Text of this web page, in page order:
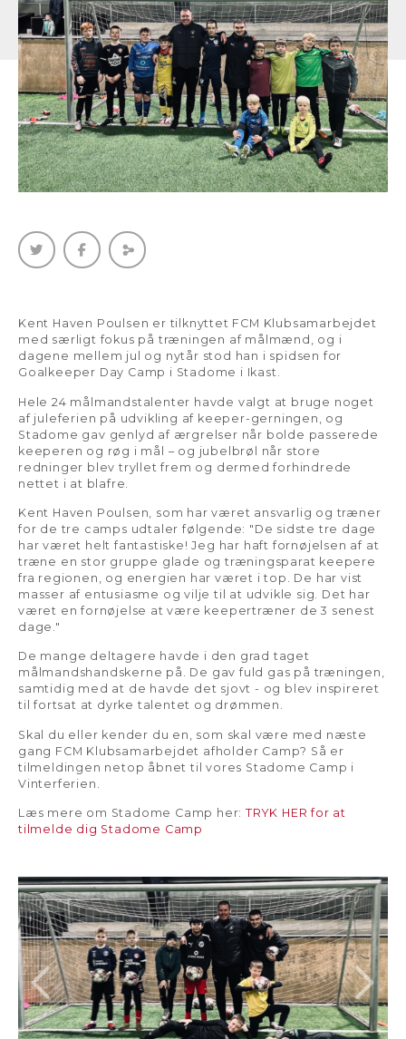
Kent Haven Poulsen er tilknyttet FCM Klubsamarbejdet
med særligt fokus på træningen af målmænd, og i
dagene mellem jul og nytår stod han i spidsen for
Goalkeeper Day Camp i Stadome i Ikast.
Hele 24 målmandstalenter havde valgt at bruge noget
af juleferien på udvikling af keeper-gerningen, og
Stadome gav genlyd af ærgrelser når bolde passerede
keeperen og røg i mål – og jubelbrøl når store
redninger blev tryllet frem og dermed forhindrede
nettet i at blafre.
Kent Haven Poulsen, som har været ansvarlig og træner
for de tre camps udtaler følgende: "De sidste tre dage
har været helt fantastiske! Jeg har haft fornøjelsen af at
træne en stor gruppe glade og træningsparat keepere
fra regionen, og energien har været i top. De har vist
masser af entusiasme og vilje til at udvikle sig. Det har
været en fornøjelse at være keepertræner de 3 senest
dage."
De mange deltagere havde i den grad taget
målmandshandskerne på. De gav fuld gas på træningen,
samtidig med at de havde det sjovt - og blev inspireret
til fortsat at dyrke talentet og drømmen.
Skal du eller kender du en, som skal være med næste
gang FCM Klubsamarbejdet afholder Camp? Så er
tilmeldingen netop åbnet til vores Stadome Camp i
Vinterferien.
Læs mere om Stadome Camp her:TRYK HER for at
tilmelde dig Stadome Camp